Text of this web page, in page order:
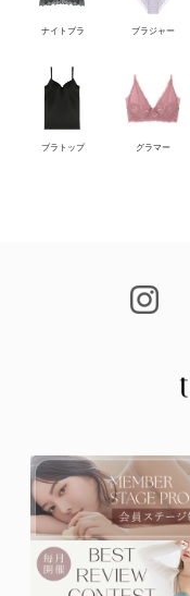
ナイトブラ ブラジャー
ブラトップ グラマー